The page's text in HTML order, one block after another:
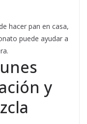
hacer pan en casa,
puede ayudar a
y